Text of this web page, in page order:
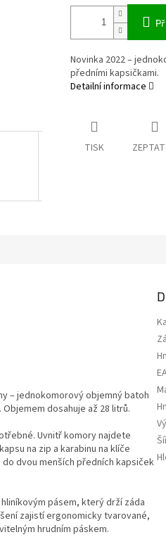
Novinka 2022 –
předními kapsičkami.
Detailní informace
TISK
– jednokomorový objemný batoh
dosahuje až 28 litrů.
Uvnitř komory najdete
na zip a karabinu na klíče
dvou menších předních kapsiček
pásem, který drží záda
zajistí ergonomicky tvarované,
hrudním páskem.